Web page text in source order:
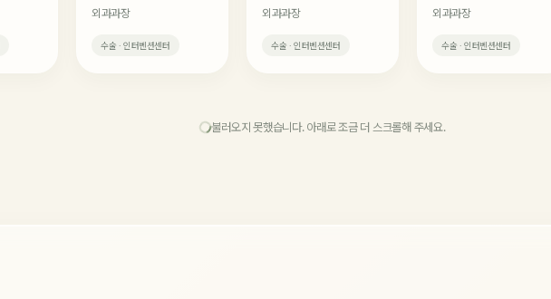
외과과장
수술 · 인터벤션센터
외과과장
수술 · 인터벤션센터
외과과장
수술 · 인터벤션센터
불러오지 못했습니다. 아래로 조금 더 스크롤해 주세요.